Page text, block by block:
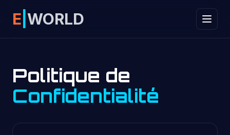
E WORLD
Politique de
Confidentialité